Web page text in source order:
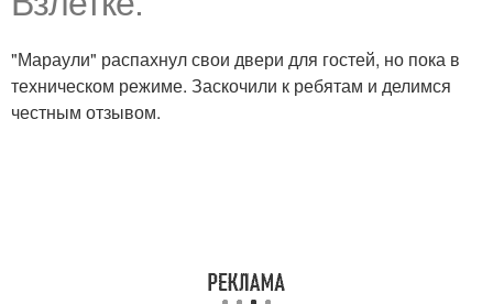
"Мараули" распахнул свои двери для гостей, но пока в
техническом режиме. Заскочили к ребятам и делимся
честным отзывом.